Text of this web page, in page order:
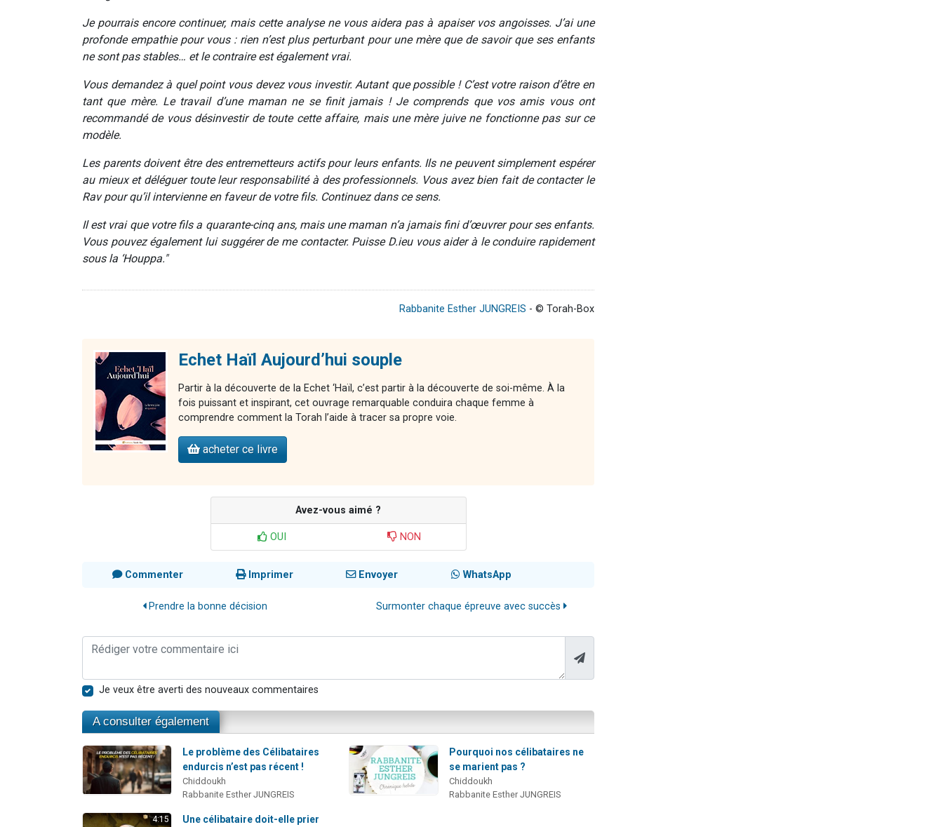
Je pourrais encore continuer, mais cette analyse ne vous aidera pas à apaiser vos angoisses. J’ai une
profonde empathie pour vous : rien n’est plus perturbant pour une mère que de savoir que ses enfants
ne sont pas stables… et le contraire est également vrai.
Vous demandez à quel point vous devez vous investir. Autant que possible ! C’est votre raison d’être en
tant que mère. Le travail d’une maman ne se finit jamais ! Je comprends que vos amis vous ont
recommandé de vous désinvestir de toute cette affaire, mais une mère juive ne fonctionne pas sur ce
modèle.
Les parents doivent être des entremetteurs actifs pour leurs enfants. Ils ne peuvent simplement espérer
au mieux et déléguer toute leur responsabilité à des professionnels. Vous avez bien fait de contacter le
Rav pour qu’il intervienne en faveur de votre fils. Continuez dans ce sens.
Il est vrai que votre fils a quarante-cinq ans, mais une maman n’a jamais fini d’œuvrer pour ses enfants.
Vous pouvez également lui suggérer de me contacter. Puisse D.ieu vous aider à le conduire rapidement
sous la ‘Houppa."
Rabbanite Esther JUNGREIS - © Torah-Box
Echet Haïl Aujourd’hui souple
Partir à la découverte de la Echet ‘Haïl, c’est partir à la découverte de soi-même. À la
fois puissant et inspirant, cet ouvrage remarquable conduira chaque femme à
comprendre comment la Torah l’aide à tracer sa propre voie.
acheter ce livre
Avez-vous aimé ?
OUI NON
Commenter Imprimer Envoyer WhatsApp
Prendre la bonne décision Surmonter chaque épreuve avec succès
Je veux être averti des nouveaux commentaires
A consulter également
Le problème des Célibataires
endurcis n’est pas récent !
Chiddoukh
Rabbanite Esther JUNGREIS
Pourquoi nos célibataires ne
se marient pas ?
Chiddoukh
Rabbanite Esther JUNGREIS
4:15 Une célibataire doit-elle prier